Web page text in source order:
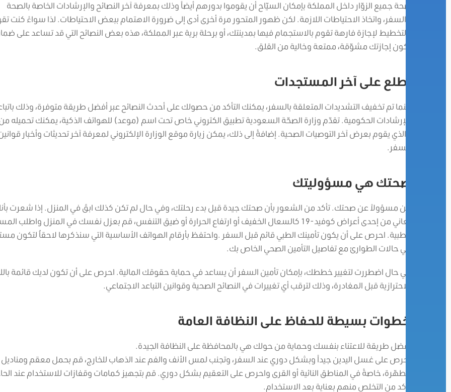
صحة جميع الزوّار داخل المملكة بإمكان السيّاح أن يقوموا بدورهم أيضاً وذلك بمعرفة آخر النصائح والإرشادات الخاصة بالصحة
والسفر، واتخاذ الاحتياطات اللازمة. لكن ظهور المتحور مرة أخرى أدى إلى ضرورة الاهتمام ببعض الاحتياطات. لذا سواءً كنت
بالتخطيط لإجازة فارهة تقوم بالاستجمام فيها بمدينتك، أو برحلة برية عبر المملكة، هذه بعض النصائح التي قد تساعد على
تكون إجازتك مشوّقة، ممتعة وخالية من القلق.
اطلع على آخر المستجدات
بينما تم تخفيف التشديدات المتعلقة بالسفر، يمكنك التأكد من حصولك على أحدث النصائح عبر أفضل طريقة متوفرة، وذلك
للإرشادات الحكومية. تقدّم وزارة الصحّة السعودية تطبيق الكتروني خاص تحت اسم (موعد) للهواتف الذكية، يمكنك تحميله
والذي يقوم بعرض آخر التوصيات الصحية. إضافةً إلى ذلك، يمكن زيارة موقع الوزارة الإلكتروني لمعرفة آخر تحديثات وأخبار
السفر.
صحتك هي مسؤوليتك
كن مسؤولاً عن صحتك. تأكد من الشعور بأن صحتك جيدة قبل بدء رحلتك، وفي حال لم تكن كذلك ابقَ في المنزل. إذا شعرت
تعاني من إحدى أعراض كوفيد-19 كالسعال الخفيف أو ارتفاع الحرارة أو ضيق التنفس، قم بعزل نفسك في المنزل واطلب
الطبية. احرص على أن يكون تأمينك الطبي قائم قبل السفر .واحتفظ بأرقام الهواتف الأساسية التي سنذكرها لاحقاُ لتكون
في حالات الطوارئ مع تفاصيل التأمين الصحي الخاص بك.
في حال اضطررت لتغيير خططك، بإمكان تأمين السفر أن يساعد في حماية حقوقك المالية. احرص على أن تكون لديك قائمة
الاحترازية قبل المغادرة، وذلك لترقب أي تغييرات في النصائح الصحية وقوانين التباعد الاجتماعي.
خطوات بسيطة للحفاظ على النظافة العامة
أفضل طريقة للاعتناء بنفسك وحماية من حولك هي بالمحافظة على النظافة الجيدة.
احرص على غسل اليدين جيداً وبشكل دوري عند السفر، وتجنب لمس الأنف والفم عند الذهاب للخارج، قم بحمل معقم ومناديل
مطهّرة، خاصةً في المناطق النائية أو القرى واحرص على التعقيم بشكل دوري. قم بتجهيز كمامات وقفازات للاستخدام عند
تأكد من التخلص منهم بعناية بعد الاستخدام.